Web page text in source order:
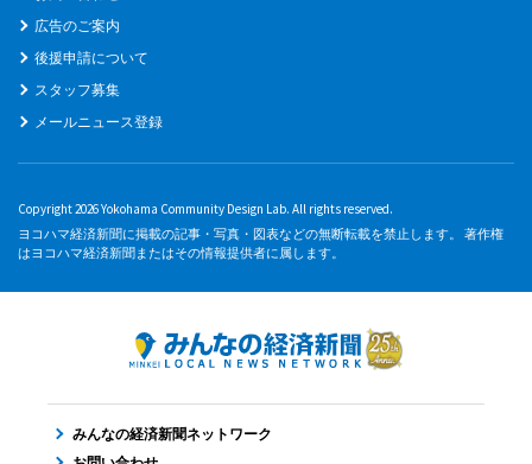
広告のご案内
後援申請について
スタッフ募集
メールニュース登録
Copyright 2026 Yokohama Community Design Lab. All rights reserved.
ヨコハマ経済新聞に掲載の記事・写真・図表などの無断転載を禁止します。 著作権
はヨコハマ経済新聞またはその情報提供者に属します。
みんなの経済新聞ネットワーク